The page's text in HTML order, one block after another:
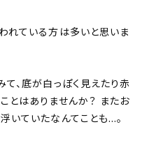
れている方は多いと思いま
、底が白っぽく見えたり赤
とはありませんか？ またお
いていたなんてことも…。